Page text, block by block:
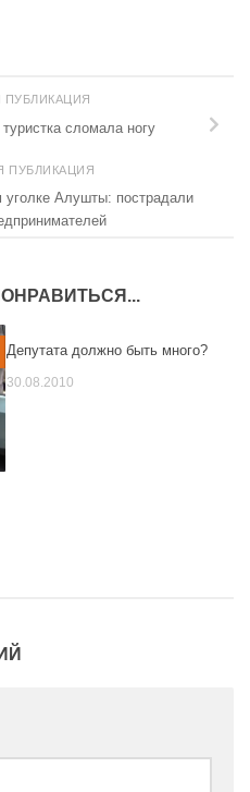
сломала ногу
ПУБЛИКАЦИЯ
Алушты: пострадали
Депутата должно быть много?
30.08.2010